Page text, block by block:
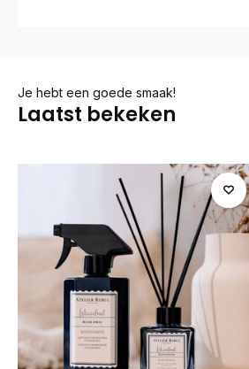
Je hebt een goede smaak!
Laatst bekeken